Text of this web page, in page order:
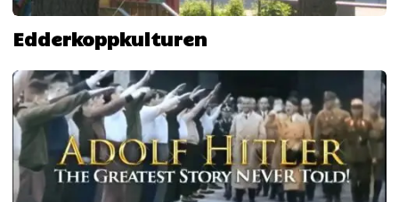
Edderkoppkulturen